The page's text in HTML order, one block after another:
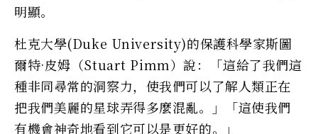
明顯。
杜克大學(Duke University)的保護科學家斯圖
爾特·皮姆（Stuart Pimm）說：「這給了我們這
種非同尋常的洞察力，使我們可以了解人類正在
把我們美麗的星球弄得多麼混亂。」「這使我們
有機會神奇地看到它可以是更好的。」